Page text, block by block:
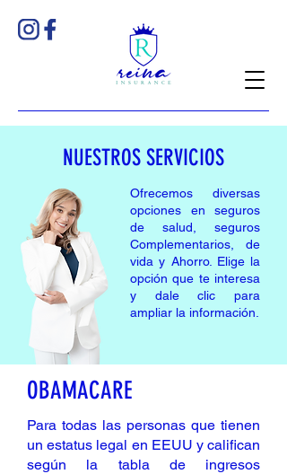
NUESTROS SERVICIOS
Ofrecemos diversas
opciones en seguros
de salud, seguros
Complementarios, de
vida y Ahorro. Elige la
opción que te interesa
y dale clic para
ampliar la información.
OBAMACARE
Para todas las personas que tienen
un estatus legal en EEUU y califican
según la tabla de ingresos